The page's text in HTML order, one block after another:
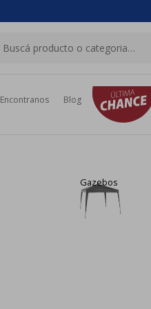
Encontranos Blog
Gazebos